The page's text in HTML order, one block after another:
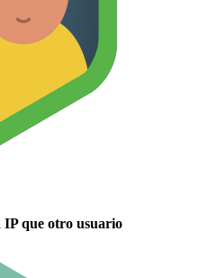
IP que otro usuario